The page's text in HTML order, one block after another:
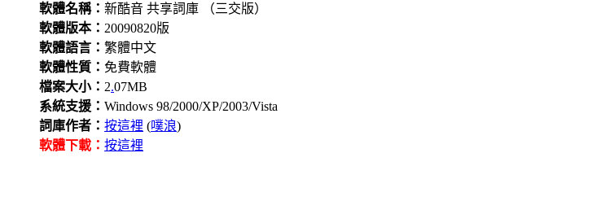
軟體名稱： 新酷音 共享詞庫 （三交版）
軟體版本： 20090820版
軟體語言： 繁體中文
軟體性質： 免費軟體
檔案大小： 2.07MB
系統支援： Windows 98/2000/XP/2003/Vista
詞庫作者： 按這裡 (噗浪)
軟體下載： 按這裡